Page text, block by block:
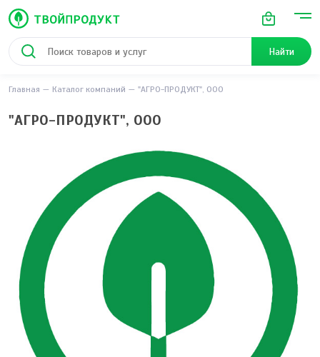
Найти
Главная Каталог компаний "АГРО-ПРОДУКТ", ООО
"АГРО-ПРОДУКТ", ООО